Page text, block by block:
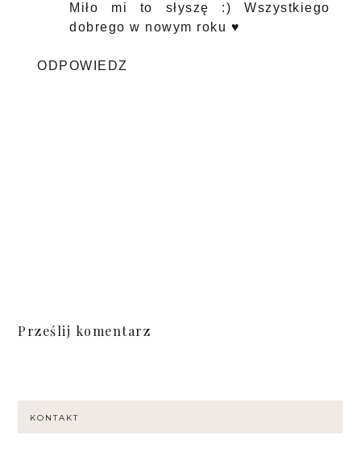
Miło mi to słyszę :) Wszystkiego
dobrego w nowym roku ♥
ODPOWIEDZ
Prześlij komentarz
KONTAKT